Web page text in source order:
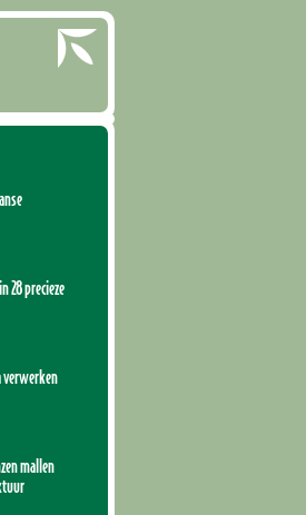
28 precieze
verwerken
mallen